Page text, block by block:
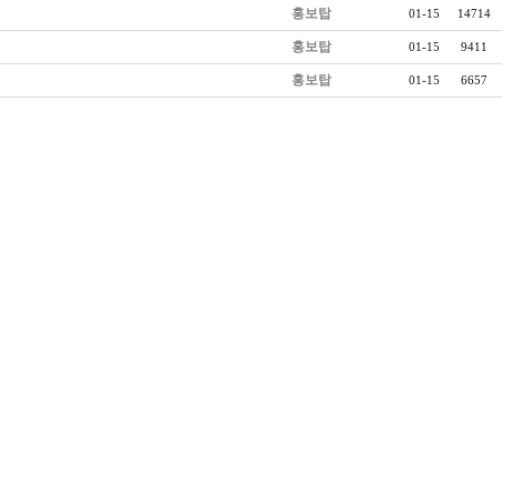
홍보탑 01-15 14714
홍보탑 01-15 9411
홍보탑 01-15 6657